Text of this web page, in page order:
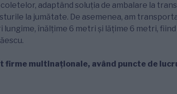
adaptând soluția de ambalare la
la jumătate. De asemenea, am
înălţime 6 metri și lăţime 6 metri, fiind
firme multinaționale, având puncte de